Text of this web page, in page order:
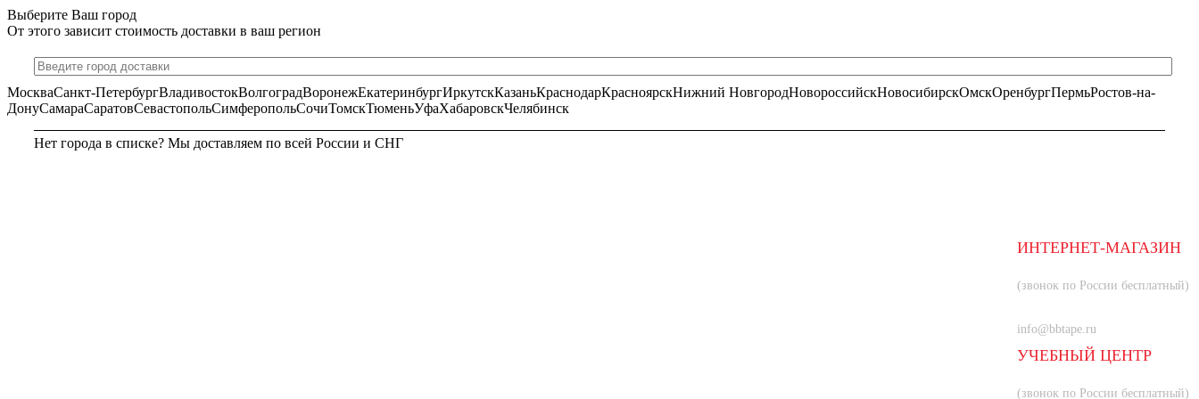
Выберите Ваш город
От этого зависит стоимость доставки в ваш регион
МоскваСанкт-ПетербургВладивостокВолгоградВоронежЕкатеринбургИркутскКазаньКраснодарКрасноярскНижний НовгородНовороссийскНовосибирскОмскОренбургПермьРостов-на-
ДонуСамараСаратовСевастопольСимферопольСочиТомскТюменьУфаХабаровскЧелябинск
Нет города в списке? Мы доставляем по всей России и СНГ
ИНТЕРНЕТ-МАГАЗИН
(звонок по России бесплатный)
info@bbtape.ru
УЧЕБНЫЙ ЦЕНТР
(звонок по России бесплатный)